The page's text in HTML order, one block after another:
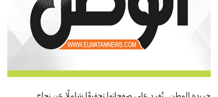
الموظفون
الزائـرون
سجل الان